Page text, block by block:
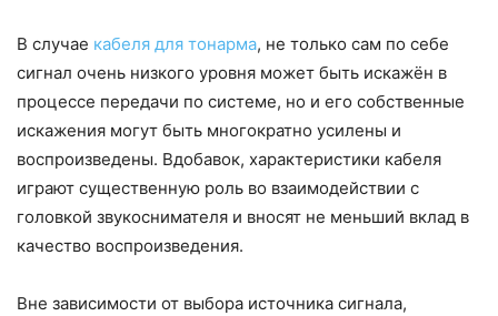
В случае кабеля для тонарма, не только сам по себе
сигнал очень низкого уровня может быть искажён в
процессе передачи по системе, но и его собственные
искажения могут быть многократно усилены и
воспроизведены. Вдобавок, характеристики кабеля
играют существенную роль во взаимодействии с
головкой звукоснимателя и вносят не меньший вклад в
качество воспроизведения.
Вне зависимости от выбора источника сигнала,